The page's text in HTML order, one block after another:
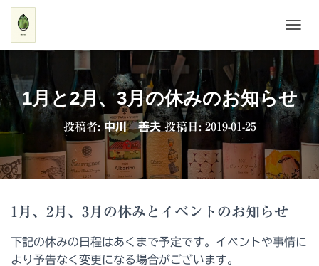
ビ
シ
ョ
ン
り
替
1月と2月、3月の休みのお知らせ
投稿者: 中川 善夫投稿日:2019-01-25
1月、2月、3月の休みとイベントのお知らせ
下記の休みの日程はあくまで予定です。イベントや事情に
より予告なく変更になる場合がございます。